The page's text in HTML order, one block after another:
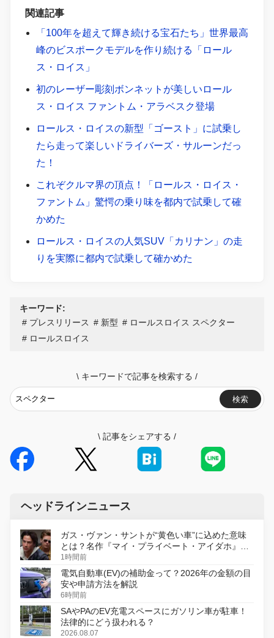
関連記事
「100年を超えて輝き続ける宝石たち」世界最高
峰のビスポークモデルを作り続ける「ロール
ス・ロイス」
初のレーザー彫刻ボンネットが美しいロール
ス・ロイス ファントム・アラベスク登場
ロールス・ロイスの新型「ゴースト」に試乗し
たら走って楽しいドライバーズ・サルーンだっ
た！
これぞクルマ界の頂点！「ロールス・ロイス・
ファントム」驚愕の乗り味を都内で試乗して確
かめた
ロールス・ロイスの人気SUV「カリナン」の走
りを実際に都内で試乗して確かめた
キーワード:
プレスリリース
新型
ロールスロイス スペクター
ロールスロイス
\ キーワードで記事を検索する /
検索
\ 記事をシェアする /
ヘッドラインニュース
ガス・ヴァン・サントが“黄色い車”に込めた意味
とは？名作『マイ・プライベート・アイダホ』が
初のデジタルリマスター版で復活
1時間前
電気自動車(EV)の補助金って？2026年の金額の目
安や申請方法を解説
6時間前
SAやPAのEV充電スペースにガソリン車が駐車！
法律的にどう扱われる？
2026.08.07